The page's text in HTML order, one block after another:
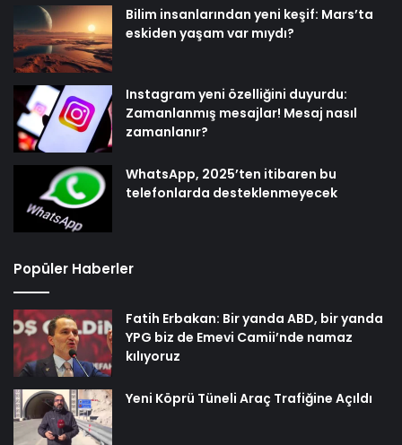
Bilim insanlarından yeni keşif: Mars’ta
eskiden yaşam var mıydı?
Instagram yeni özelliğini duyurdu:
Zamanlanmış mesajlar! Mesaj nasıl
zamanlanır?
WhatsApp, 2025’ten itibaren bu
telefonlarda desteklenmeyecek
Popüler Haberler
Fatih Erbakan: Bir yanda ABD, bir yanda
YPG biz de Emevi Camii’nde namaz
kılıyoruz
Yeni Köprü Tüneli Araç Trafiğine Açıldı